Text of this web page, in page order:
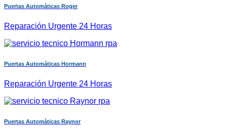
Puertas Automáticas Roger
Reparación Urgente 24 Horas
Puertas Automáticas Hormann
Reparación Urgente 24 Horas
Puertas Automáticas Raynor